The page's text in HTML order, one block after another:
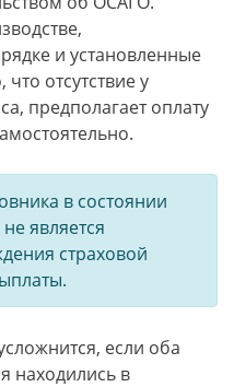
и установленные
отсутствие у
предполагает оплату
в состоянии
является
страховой
если оба
находились в